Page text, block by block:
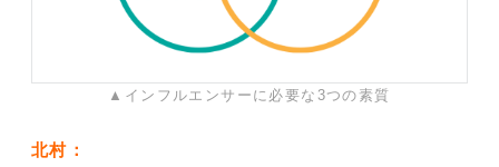
▲インフルエンサーに必要な3つの素質
北村：